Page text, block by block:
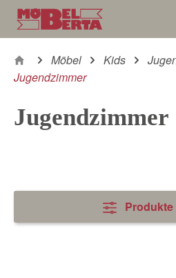
Zum Hauptinhalt springen
Möbel Kids
Jugendzimmer
Jugendzimmer